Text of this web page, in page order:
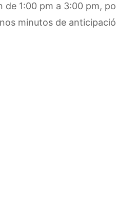
de 1:00 pm a 3:00 pm,
minutos de